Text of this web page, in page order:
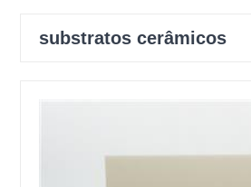
substratos cerâmicos